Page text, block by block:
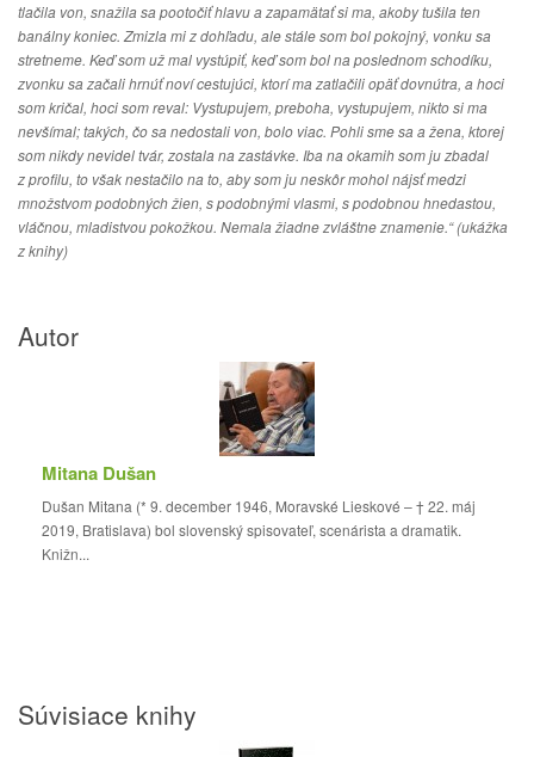
tlačila von, snažila sa pootočiť hlavu a zapamätať si ma, akoby tušila ten
banálny koniec. Zmizla mi z dohľadu, ale stále som bol pokojný, vonku sa
stretneme. Keď som už mal vystúpiť, keď som bol na poslednom schodíku,
zvonku sa začali hrnúť noví cestujúci, ktorí ma zatlačili opäť dovnútra, a hoci
som kričal, hoci som reval: Vystupujem, preboha, vystupujem, nikto si ma
nevšímal; takých, čo sa nedostali von, bolo viac. Pohli sme sa a žena, ktorej
som nikdy nevidel tvár, zostala na zastávke. Iba na okamih som ju zbadal
z profilu, to však nestačilo na to, aby som ju neskôr mohol nájsť medzi
množstvom podobných žien, s podobnými vlasmi, s podobnou hnedastou,
vláčnou, mladistvou pokožkou. Nemala žiadne zvláštne znamenie.“(ukážka
z knihy)
Autor
Mitana Dušan
Dušan Mitana (* 9. december 1946, Moravské Lieskové – † 22. máj
2019, Bratislava) bol slovenský spisovateľ, scenárista a dramatik.
Knižn...
Súvisiace knihy